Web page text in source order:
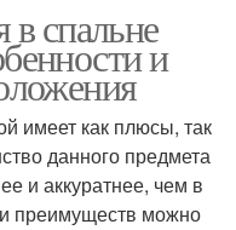
в спальне
и
имеет как плюсы, так
данного предмета
и аккуратнее, чем в
преимуществ можно